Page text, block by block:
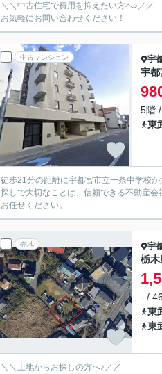
＼＼中古住宅で費用を抑えたい方へ♪／／
お気軽にお問い合わせください！
中古マンション 宇
宇
5階
東
徒歩21分の距離に宇都宮市立一条中学校
探しで大切なことは、信頼できる不動産
お任せください。
売地 宇
栃
- /
東
東
＼＼土地からお探しの方へ♪／／